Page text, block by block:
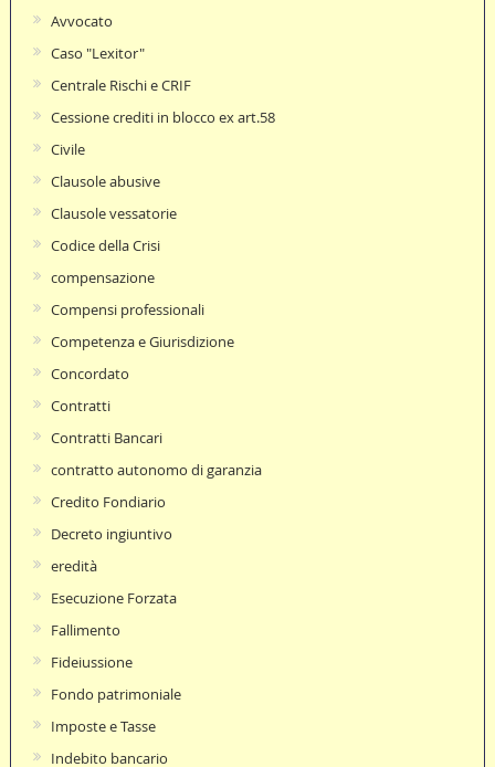
Avvocato
Caso "Lexitor"
Centrale Rischi e CRIF
Cessione crediti in blocco ex art.58
Civile
Clausole abusive
Clausole vessatorie
Codice della Crisi
compensazione
Compensi professionali
Competenza e Giurisdizione
Concordato
Contratti
Contratti Bancari
contratto autonomo di garanzia
Credito Fondiario
Decreto ingiuntivo
eredità
Esecuzione Forzata
Fallimento
Fideiussione
Fondo patrimoniale
Imposte e Tasse
Indebito bancario